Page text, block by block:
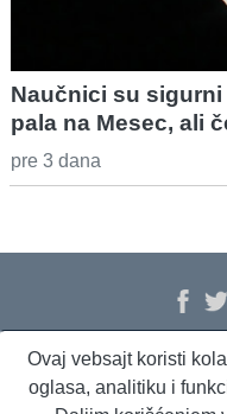
Naučnici su
pala na Mesec, ali
pre 3 dana
O nama Proizvodi i
Ovaj vebsajt koristi
oglasa, analitiku i